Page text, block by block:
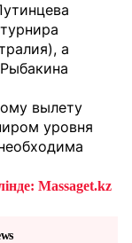
а
вылету
уровня
Massaget.kz